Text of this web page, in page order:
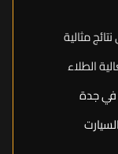
مثالية
الطلاء
في جدة